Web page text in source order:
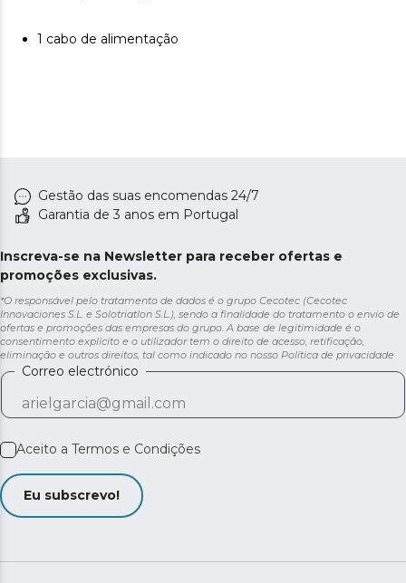
1 cabo de alimentação
Gestão das suas encomendas 24/7
Garantia de 3 anos em Portugal
Inscreva-se na Newsletter para receber ofertas e
promoções exclusivas.
*O responsável pelo tratamento de dados é o grupo Cecotec (Cecotec
Innovaciones S.L. e Solotriatlon S.L.), sendo a finalidade do tratamento o envio de
ofertas e promoções das empresas do grupo. A base de legitimidade é o
consentimento explícito e o utilizador tem o direito de acesso, retificação,
eliminação e outros direitos, tal como indicado no nosso Política de privacidade
Correo electrónico
Aceito a Termos e Condições
Eu subscrevo!